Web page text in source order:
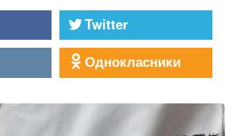
Twitter
Однокласники